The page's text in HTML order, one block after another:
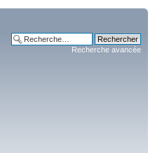
Recherche avancée